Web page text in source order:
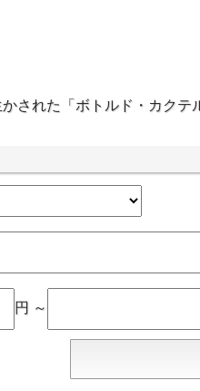
された「ボトルド・カクテ
円 ～